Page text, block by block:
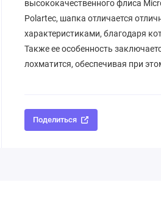
высококачественного флиса
Polartec, шапка отличается
характеристиками, благодаря
Также ее особенность
лохматится, обеспечивая при
Поделиться